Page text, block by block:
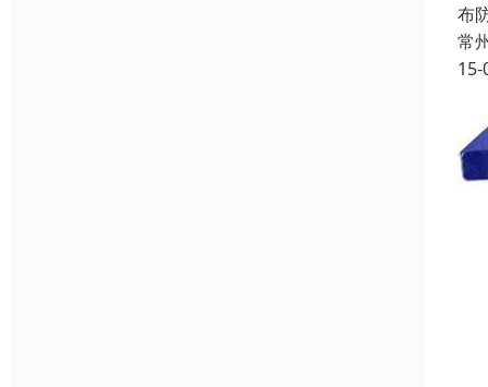
布
常
15-